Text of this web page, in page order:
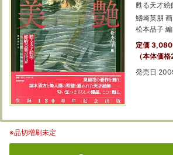
甦る天才絵
鰭崎英朋 画
松本品子 編
定価 3,080
（本体価
発売日
※品切増刷未定